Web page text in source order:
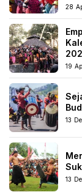
28
19
13
13